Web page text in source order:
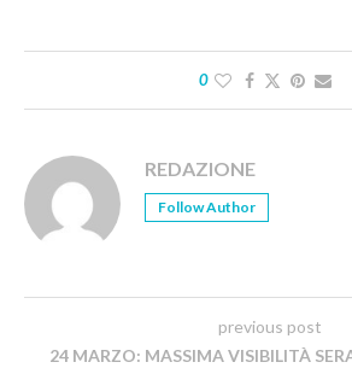
0
REDAZIONE
Follow Author
previous post
24 MARZO: MASSIMA VISIBILITÀ